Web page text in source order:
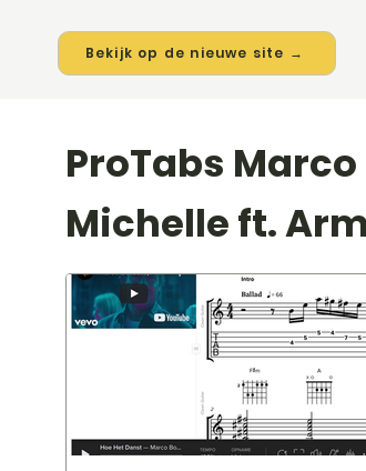
Bekijk op de nieuwe site →
ProTabs
Michelle ft.